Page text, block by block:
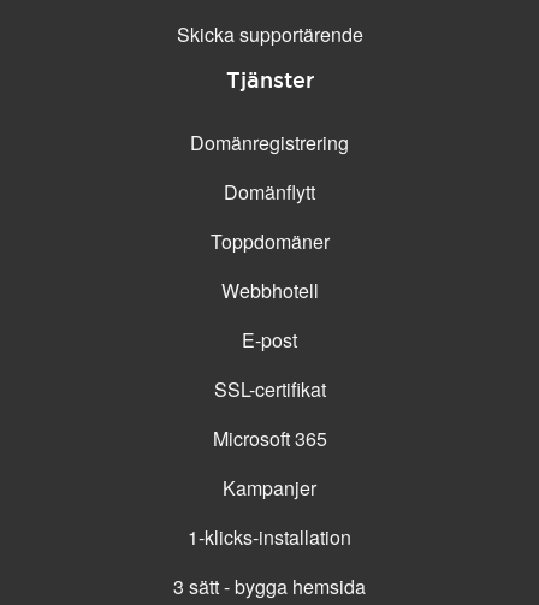
Skicka supportärende
Tjänster
Domänregistrering
Domänflytt
Toppdomäner
Webbhotell
E-post
SSL-certifikat
Microsoft 365
Kampanjer
1-klicks-installation
3 sätt - bygga hemsida